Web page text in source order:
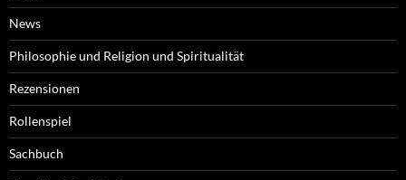
News
Philosophie und Religion und Spiritualität
Rezensionen
Rollenspiel
Sachbuch